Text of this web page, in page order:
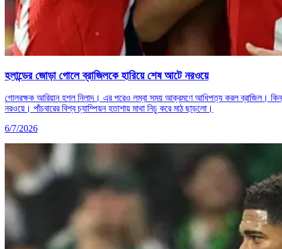
হলান্ডের জোড়া গোলে ব্রাজিলকে হারিয়ে শেষ আটে নরওয়ে
গোলরক্ষক আরিয়ান হশল নিলাদ। এর পরেও লম্বা সময় আক্রমণে আধিপত্য করল ব্রাজিল। কিন্তু
নরওয়ে। পাঁচবারের বিশ্ব চ্যাম্পিয়ন হতাশায় মাথা নিচু করে মাঠ ছাড়লো।
6/7/2026